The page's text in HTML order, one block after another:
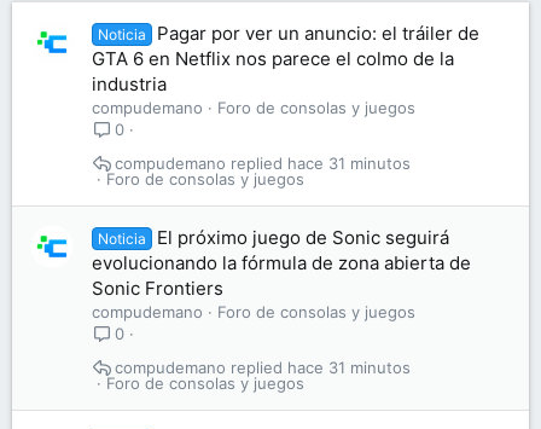
Noticia
Pagar por ver un anuncio: el tráiler de
GTA 6 en Netflix nos parece el colmo de la
industria
compudemano
Foro de consolas y juegos
0
Foro de consolas y juegos
hace 31 minutos
compudemano
Noticia
El próximo juego de Sonic seguirá
evolucionando la fórmula de zona abierta de
Sonic Frontiers
compudemano
Foro de consolas y juegos
0
Foro de consolas y juegos
hace 31 minutos
compudemano